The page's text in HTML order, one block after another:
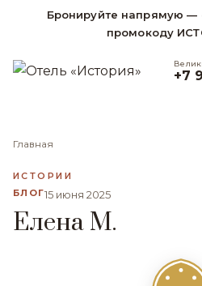
Бронируйте напрямую —
промокоду
+7
Главная
ИСТОРИИ
БЛОГ15 июня 2025
Елена М.